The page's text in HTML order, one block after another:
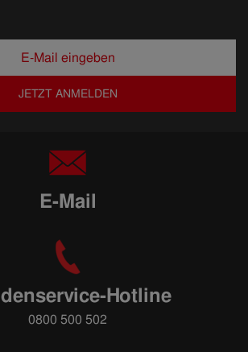
JETZT ANMELDEN
E-Mail
Hotline
0800 500 502